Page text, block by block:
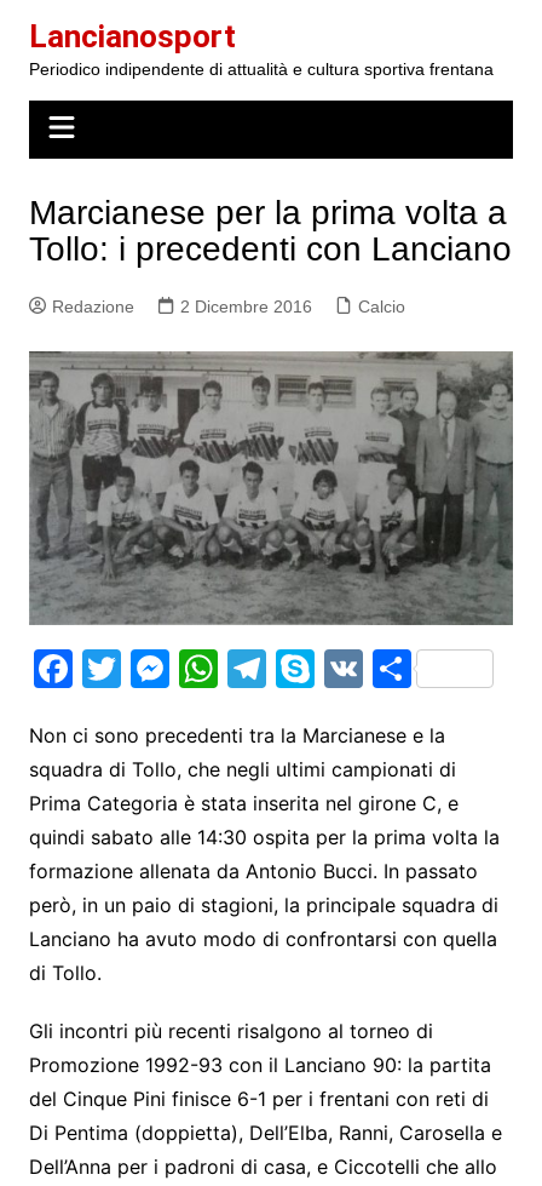
contenuto
Lancianosport
Periodico indipendente di attualità e cultura sportiva frentana
Marcianese per la prima volta a
Tollo: i precedenti con Lanciano
Redazione 2 Dicembre 2016 Calcio
F
c
e
b
o
o
k
T
itt
er
M
s
s
e
n
g
er
W
at
s
A
p
p
T
e
gr
a
m
S
y
p
e
V S
ar
e
Non ci sono precedenti tra la Marcianese e la
squadra di Tollo, che negli ultimi campionati di
Prima Categoria è stata inserita nel girone C, e
quindi sabato alle 14:30 ospita per la prima volta la
formazione allenata da Antonio Bucci. In passato
però, in un paio di stagioni, la principale squadra di
Lanciano ha avuto modo di confrontarsi con quella
di Tollo.
Gli incontri più recenti risalgono al torneo di
Promozione 1992-93 con il Lanciano 90: la partita
del Cinque Pini finisce 6-1 per i frentani con reti di
Di Pentima (doppietta), Dell’Elba, Ranni, Carosella e
Dell’Anna per i padroni di casa, e Ciccotelli che allo